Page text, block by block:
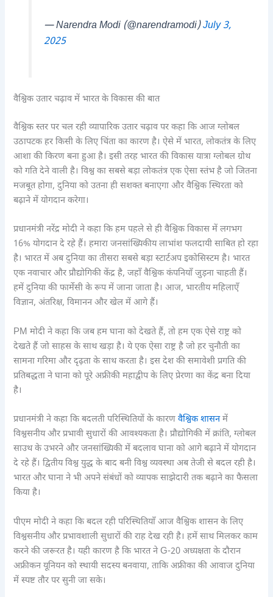
— Narendra Modi (@narendramodi)July 3,
2025
वैश्विक उतार चढ़ाव में भारत के विकास की बात
वैश्विक स्तर पर चल रही व्यापारिक उतार चढ़ाव पर कहा कि आज ग्लोबल
उठापटक हर किसी के लिए चिंता का कारण है। ऐसे में भारत, लोकतंत्र के लिए
आशा की किरण बना हुआ है। इसी तरह भारत की विकास यात्रा ग्लोबल ग्रोथ
को गति देने वाली है। विश्व का सबसे बड़ा लोकतंत्र एक ऐसा स्तंभ है जो जितना
मजबूत होगा, दुनिया को उतना ही सशक्त बनाएगा और वैश्विक स्थिरता को
बढ़ाने में योगदान करेगा।
प्रधानमंत्री नरेंद्र मोदी ने कहा कि हम पहले से ही वैश्विक विकास में लगभग
16% योगदान दे रहे हैं। हमारा जनसांख्यिकीय लाभांश फलदायी साबित हो रहा
है। भारत में अब दुनिया का तीसरा सबसे बड़ा स्टार्टअप इकोसिस्टम है। भारत
एक नवाचार और प्रौद्योगिकी केंद्र है, जहाँ वैश्विक कंपनियाँ जुड़ना चाहती हैं।
हमें दुनिया की फार्मेसी के रूप में जाना जाता है। आज, भारतीय महिलाएँ
विज्ञान, अंतरिक्ष, विमानन और खेल में आगे हैं।
PM मोदी ने कहा कि जब हम घाना को देखते हैं, तो हम एक ऐसे राष्ट्र को
देखते हैं जो साहस के साथ खड़ा है। ये एक ऐसा राष्ट्र है जो हर चुनौती का
सामना गरिमा और दृढ़ता के साथ करता है। इस देश की समावेशी प्रगति की
प्रतिबद्धता ने घाना को पूरे अफ्रीकी महाद्वीप के लिए प्रेरणा का केंद्र बना दिया
है।
प्रधानमंत्री ने कहा कि बदलती परिस्थितियों के कारणवैश्विक शासनमें
विश्वसनीय और प्रभावी सुधारों की आवश्यकता है। प्रौद्योगिकी में क्रांति, ग्लोबल
साउथ के उभरने और जनसांख्यिकी में बदलाव घाना को आगे बढ़ाने में योगदान
दे रहे हैं। द्वितीय विश्व युद्ध के बाद बनी विश्व व्यवस्था अब तेजी से बदल रही है।
भारत और घाना ने भी अपने संबंधों को व्यापक साझेदारी तक बढ़ाने का फैसला
किया है।
पीएम मोदी ने कहा कि बदल रही परिस्थितियाँ आज वैश्विक शासन के लिए
विश्वसनीय और प्रभावशाली सुधारों की राह देख रही है। हमें साथ मिलकर काम
करने की जरूरत है। यही कारण है कि भारत ने G-20 अध्यक्षता के दौरान
अफ्रीकन यूनियन को स्थायी सदस्य बनवाया, ताकि अफ्रीका की आवाज दुनिया
में स्पष्ट तौर पर सुनी जा सके।